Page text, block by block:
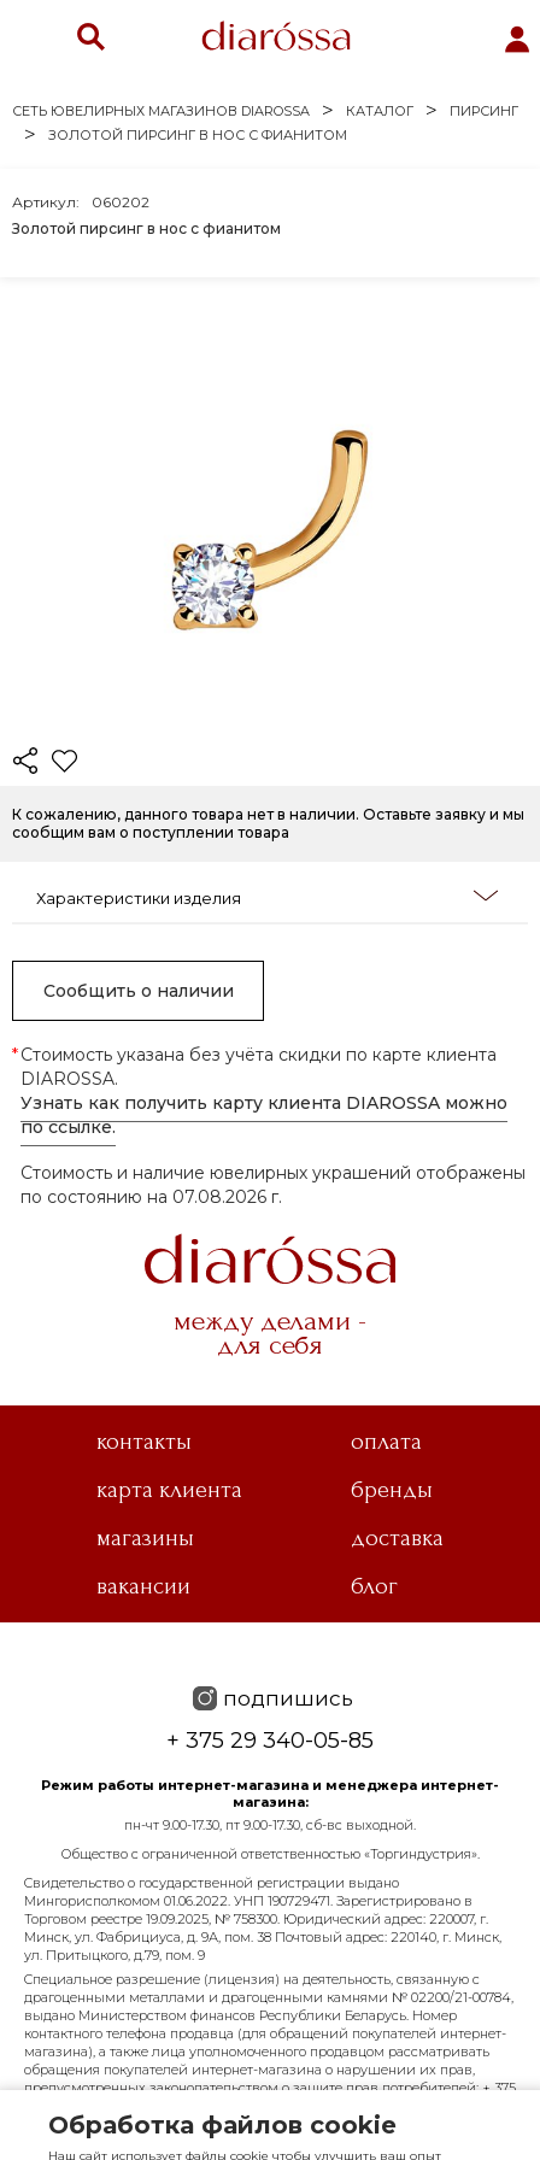
СЕТЬ ЮВЕЛИРНЫХ МАГАЗИНОВ DIAROSSA КАТАЛОГ
ПИРСИНГ
ЗОЛОТОЙ ПИРСИНГ В НОС С ФИАНИТОМ
Золотой пирсинг в нос с фианитом
Артикул: 060202
К сожалению, данного товара нет в наличии. Оставьте заявку и мы
сообщим вам о поступлении товара
Характеристики изделия
Сообщить о наличии
*Стоимость указана без учёта скидки по карте клиента
DIAROSSA.
Узнать как получить карту клиента DIAROSSA можно
по ссылке.
Стоимость и наличие ювелирных украшений отображены
по состоянию на 07.08.2026 г.
между делами -
для себя
контакты
оплата
карта клиента
бренды
магазины
доставка
вакансии
блог
подпишись
+ 375 29 340-05-85
Режим работы интернет-магазина и менеджера интернет-
магазина:
пн-чт 9.00-17.30, пт 9.00-17.30, сб-вс выходной.
Общество с ограниченной ответственностью «Торгиндустрия».
Свидетельство о государственной регистрации выдано
Мингорисполкомом 01.06.2022. УНП 190729471. Зарегистрировано в
Торговом реестре 19.09.2025, № 758300. Юридический адрес: 220007, г.
Минск, ул. Фабрициуса, д. 9А, пом. 38 Почтовый адрес: 220140, г. Минск,
ул. Притыцкого, д.79, пом. 9
Специальное разрешение (лицензия) на деятельность, связанную с
драгоценными металлами и драгоценными камнями № 02200/21-00784,
выдано Министерством финансов Республики Беларусь. Номер
контактного телефона продавца (для обращений покупателей интернет-
магазина), а также лица уполномоченного продавцом рассматривать
обращения покупателей интернет-магазина о нарушении их прав,
предусмотренных законодательством о защите прав потребителей: + 375
управления по работе с обращениями граждан и юридических лиц
Минского городского исполнительного комитета, администрация
Обработка файлов cookie
Наш сайт использует файлы cookie чтобы улучшить ваш опыт